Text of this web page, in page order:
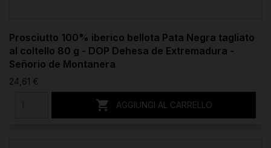
Prosciutto 100% iberico bellota Pata Negra tagliato
al coltello 80 g - DOP Dehesa de Extremadura -
Señorio de Montanera
24,61 €
 AGGIUNGI AL CARRELLO